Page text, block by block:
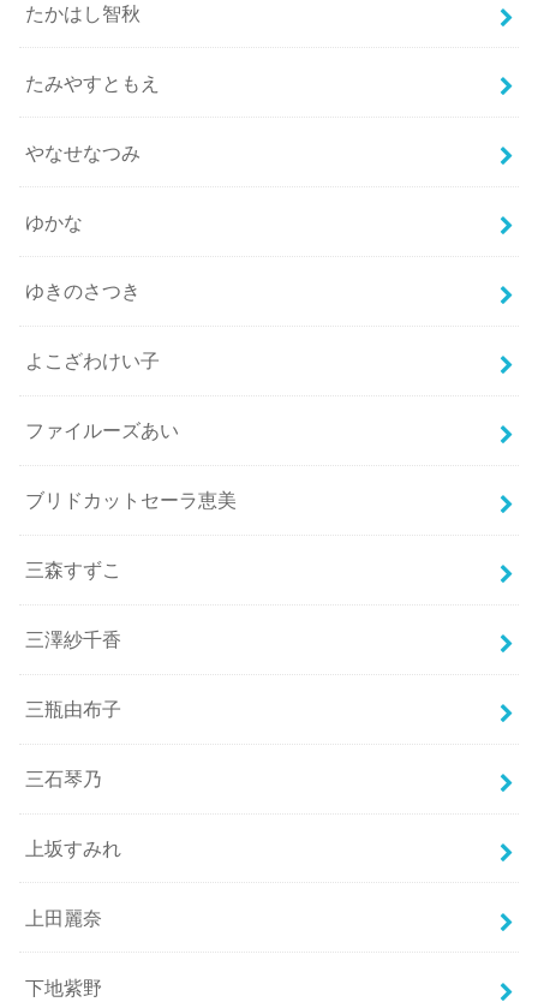
たかはし智秋
たみやすともえ
やなせなつみ
ゆかな
ゆきのさつき
よこざわけい子
ファイルーズあい
ブリドカットセーラ恵美
三森すずこ
三澤紗千香
三瓶由布子
三石琴乃
上坂すみれ
上田麗奈
下地紫野